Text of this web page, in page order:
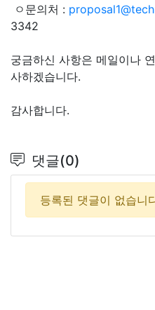
ㅇ문의처 :
3342
궁금하신 사항은 메일이나
사하겠습니다.
감사합니다.
댓글(0)
등록된 댓글이 없습니